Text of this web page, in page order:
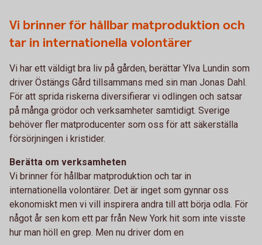
Vi brinner för hållbar matproduktion och
tar in internationella volontärer
Vi har ett väldigt bra liv på gården, berättar Ylva Lundin som
driver Östängs Gård tillsammans med sin man Jonas Dahl.
För att sprida riskerna diversifierar vi odlingen och satsar
på många grödor och verksamheter samtidigt. Sverige
behöver fler matproducenter som oss för att säkerställa
försörjningen i kristider.
Berätta om verksamheten
Vi brinner för hållbar matproduktion och tar in
internationella volontärer. Det är inget som gynnar oss
ekonomiskt men vi vill inspirera andra till att börja odla. För
något år sen kom ett par från New York hit som inte visste
hur man höll en grep. Men nu driver dom en